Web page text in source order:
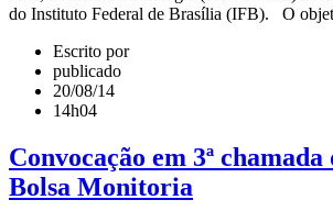
do Instituto Federal de Brasília (IFB). O
Escrito por
publicado
20/08/14
14h04
Convocação em 3ª
Bolsa Monitoria